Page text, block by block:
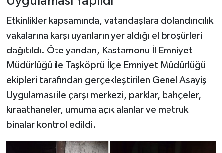
Etkinlikler kapsamında, vatandaşlara dolandırıcılık
vakalarına karşı uyarıların yer aldığı el broşürleri
dağıtıldı. Öte yandan, Kastamonu İl Emniyet
Müdürlüğü ile Taşköprü İlçe Emniyet Müdürlüğü
ekipleri tarafından gerçekleştirilen Genel Asayiş
Uygulaması ile çarşı merkezi, parklar, bahçeler,
kıraathaneler, umuma açık alanlar ve metruk
binalar kontrol edildi.